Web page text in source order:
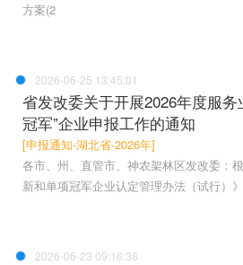
方案(2
2026-06-25 13:45:01
省发改委关于开展2026年度服务
冠军”企业申报工作的通知
[申报通知-湖北省-2026年]
各市、州、直管市、神农架林区发改委：
新和单项冠军企业认定管理办法（试行）
2026-06-23 09:16:38